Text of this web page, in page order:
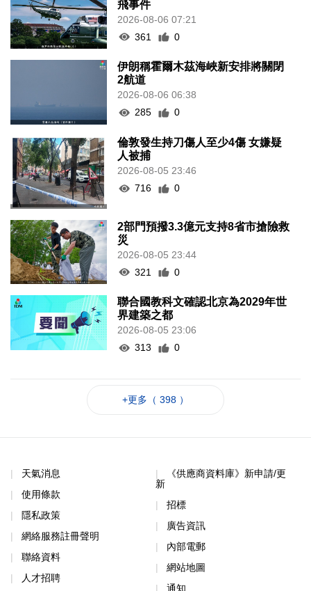
飛事件
2026-08-06 07:21
361
0
伊朗稱霍爾木茲海峽新安排將關閉
2航道
2026-08-06 06:38
285
0
倫敦發生持刀傷人至少4傷 女嫌疑
人被捕
2026-08-05 23:46
716
0
2部門預撥3.3億元支持8省市搶險救
災
2026-08-05 23:44
321
0
聯合國教科文確認北京為2029年世
界建築之都
2026-08-05 23:06
313
0
+更多（ 398 ）
天氣消息
使用條款
隱私政策
網絡服務註冊聲明
聯絡資料
人才招聘
《供應商資料庫》新申請/更
新
招標
廣告資訊
內部電郵
網站地圖
通知